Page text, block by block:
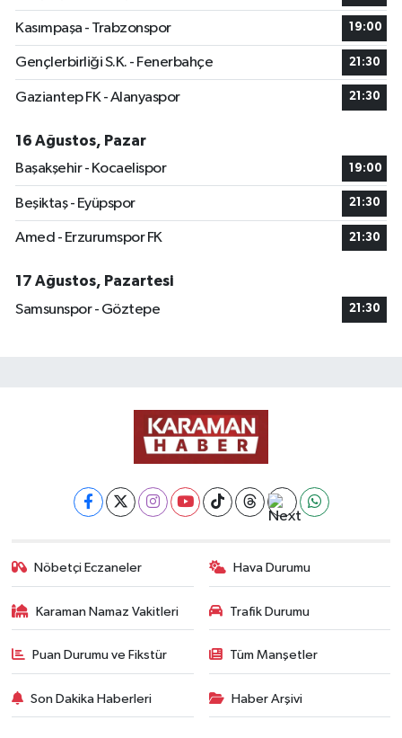
Kasımpaşa - Trabzonspor 19:00
Gençlerbirliği S.K. - Fenerbahçe 21:30
Gaziantep FK - Alanyaspor 21:30
16 Ağustos, Pazar
Başakşehir - Kocaelispor
19:00
Beşiktaş - Eyüpspor 21:30
Amed - Erzurumspor FK 21:30
17 Ağustos, Pazartesi
Samsunspor - Göztepe
21:30
Nöbetçi Eczaneler Hava Durumu
Karaman Namaz Vakitleri Trafik Durumu
Puan Durumu ve Fikstür Tüm Manşetler
Son Dakika Haberleri Haber Arşivi